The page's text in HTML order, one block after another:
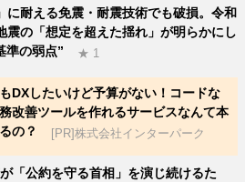
に耐える免震・耐震技術でも破損。令和
震の「想定を超えた揺れ」が明らかにし
準の弱点”
★ 1
DXしたいけど予算がない！コードな
改善ツールを作れるサービスなんて本
の？
[PR]株式会社インターパーク
「公約を守る首相」を演じ続けるた